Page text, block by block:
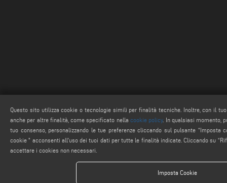
Questo sito utilizza cookie o tecnologie simili per finalità tecniche. Inoltre, con il
anche per altre finalità, come specificato nella cookie policy. In qualsiasi momento,
tuo consenso, personalizzando le tue preferenze cliccando sul pulsante “Imposta
cookie " acconsenti all'uso dei tuoi dati per tutte le finalità indicate. Cliccando su
accettare i cookies non necessari.
Imposta Cookie